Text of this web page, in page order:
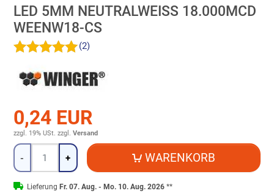
LED 5MM NEUTRALWEISS 18.000MCD W
EENW18-CS
(2)
0,24 EUR
zzgl. 19% USt. zzgl. Versand
Menge
- + WARENKORB
Lieferung Fr. 07. Aug. - Mo. 10. Aug. 2026**